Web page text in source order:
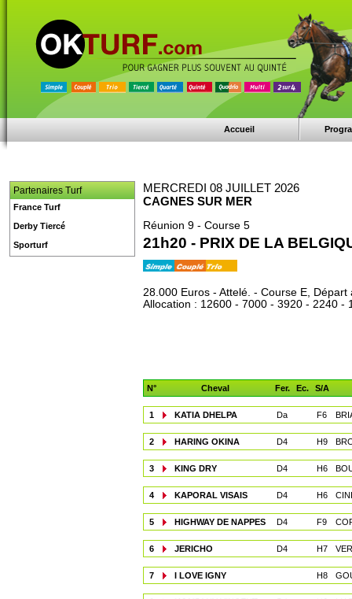
Accueil
MERCREDI 08 JUILLET 2026
CAGNES SUR MER
Réunion 9 - Course 5
21h20 - PRIX DE LA
28.000 Euros - Attelé. - Course E,
Allocation : 12600 - 7000 - 3920 - 2240 -
N° Cheval Fer. Ec. S/A
1 KATIA DHELPA Da F6
2 HARING OKINA D4 H9
3 KING DRY D4 H6
4 KAPORAL VISAIS D4 H6
5 HIGHWAY DE NAPPES D4 F9
6 JERICHO D4 H7
7 I LOVE IGNY H8
Partenaires Turf
France Turf
Derby Tiercé
Sporturf